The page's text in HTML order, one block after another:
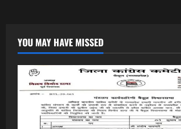
YOU MAY HAVE MISSED